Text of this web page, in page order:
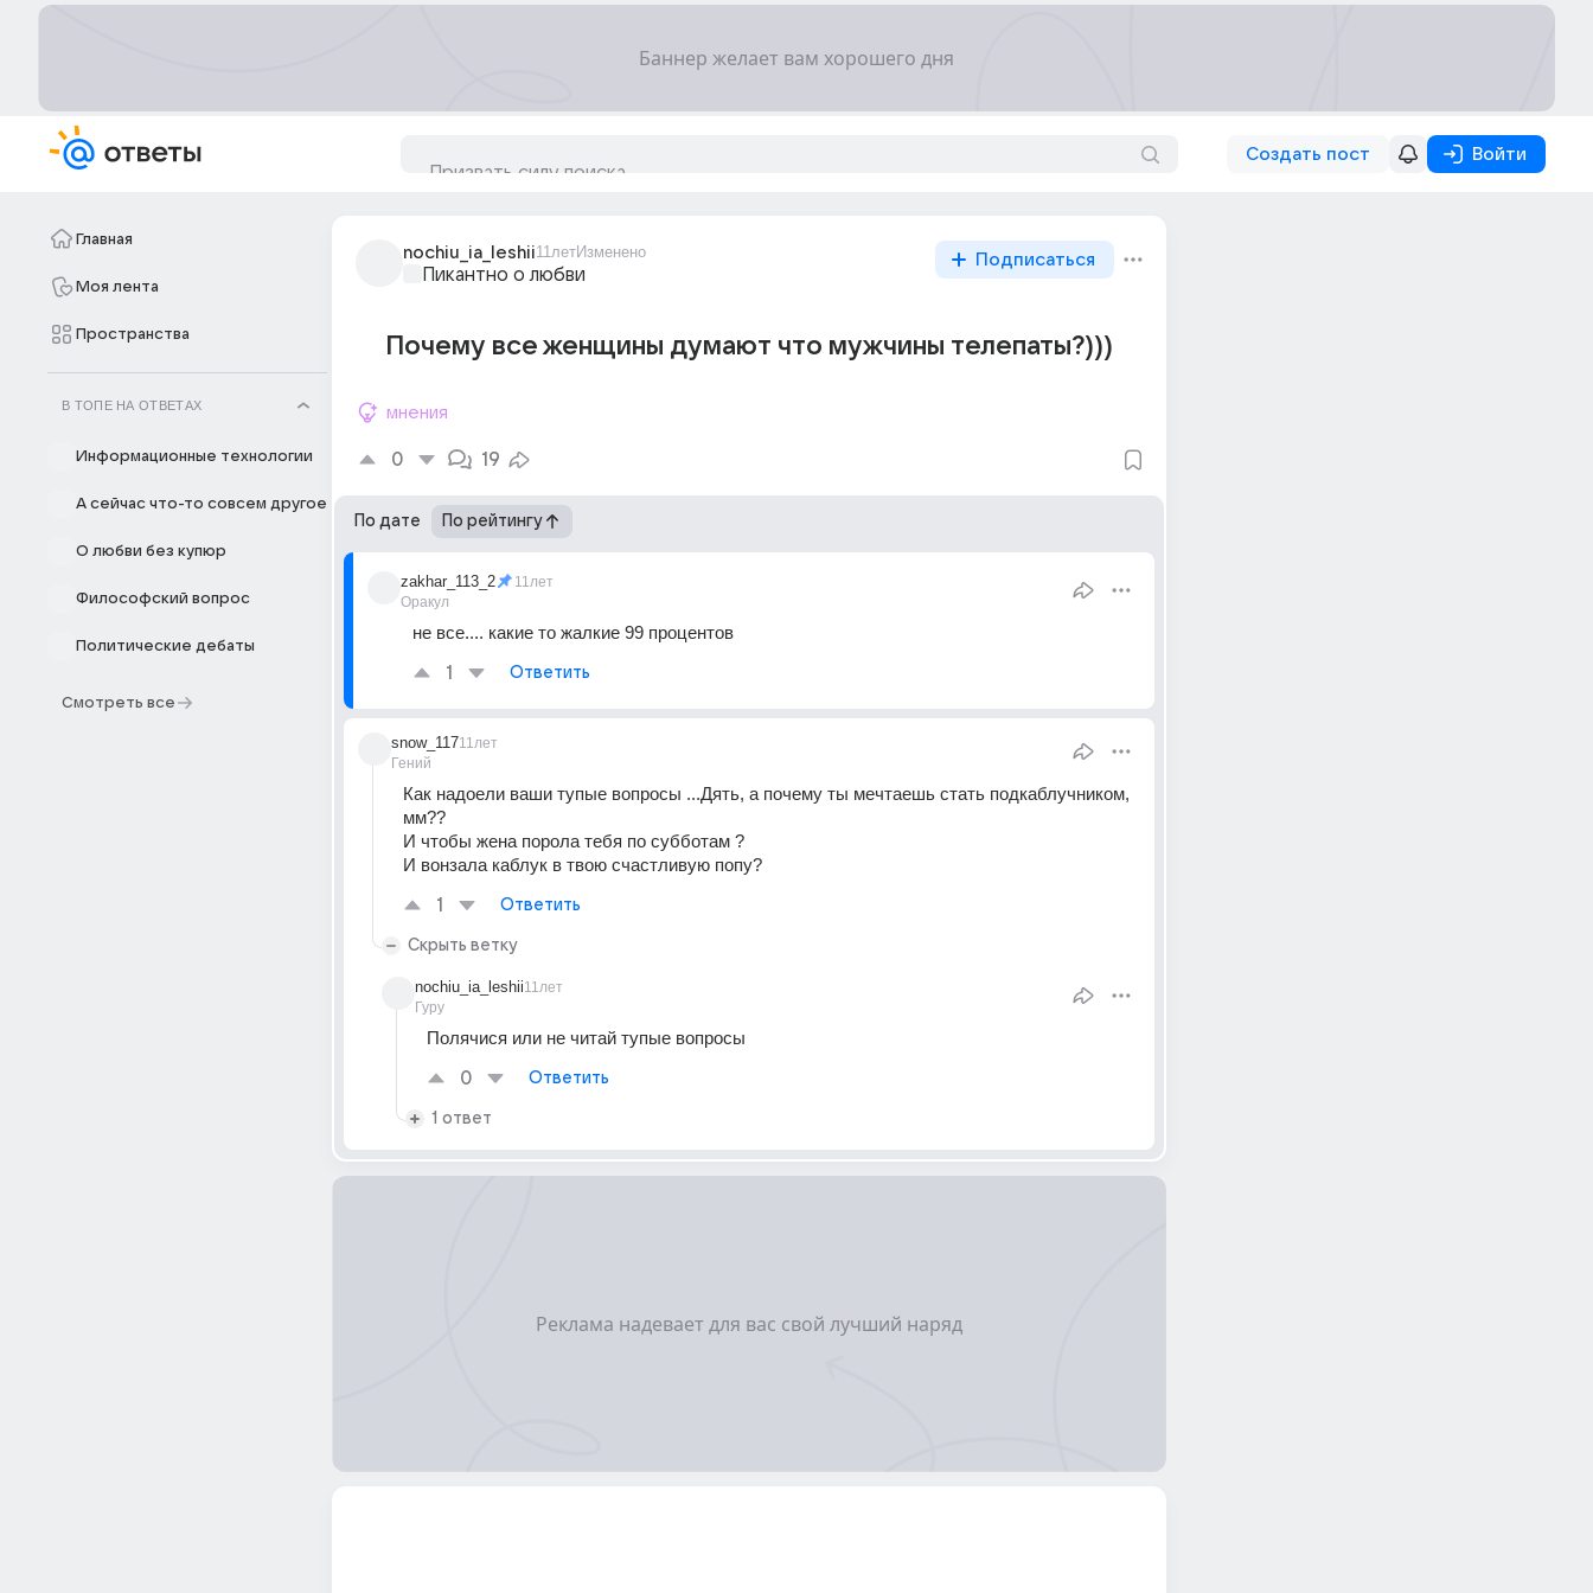
Создать пост Войти
Главная
Моя лента
Пространства
В ТОПЕ НА ОТВЕТАХ
Информационные технологии
А сейчас что-то совсем другое
О любви без купюр
Философский вопрос
Политические дебаты
Смотреть все
nochiu_ia_leshii11летИзменено
Пикантно о любви
Подписаться
Почему все женщины думают что мужчины телепаты?)))
мнения
0 19
По дате По рейтингу
zakhar_113_2
Оракул
11лет
не все.... какие то жалкие 99 процентов
1 Ответить
snow_117
Гений
11лет
Как надоели ваши тупые вопросы ...Дять, а почему ты мечтаешь стать подкаблучником,
мм??
И чтобы жена порола тебя по субботам ?
И вонзала каблук в твою счастливую попу?
1 Ответить
Скрыть ветку
nochiu_ia_leshii
Гуру
11лет
Полячися или не читай тупые вопросы
0 Ответить
1 ответ